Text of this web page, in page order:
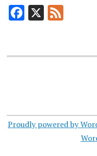
F
b
X F
Proudly powered by